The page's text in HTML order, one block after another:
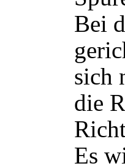
Bei
sich
die
Es